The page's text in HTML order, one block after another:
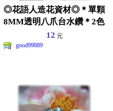
◎花語人造花資材◎＊單顆
8MM透明八爪台水鑽＊2色
~尖角鑽~裝飾藝品
12 元
good99889